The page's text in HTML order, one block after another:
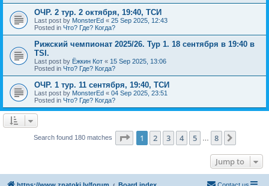
ОЧР. 2 тур. 2 октября, 19:40, ТСИ
Last post by MonsterEd « 25 Sep 2025, 12:43
Posted in Что? Где? Когда?
Рижский чемпионат 2025/26. Тур 1. 18 сентября в 19:40 в
TSI.
Last post by Ёжкин Кот « 15 Sep 2025, 13:06
Posted in Что? Где? Когда?
ОЧР. 1 тур. 11 сентября, 19:40, ТСИ
Last post by MonsterEd « 04 Sep 2025, 23:51
Posted in Что? Где? Когда?
Search found 180 matches Page 1of 8
1 2 3 4 5 8
Jump to
https://www.znatoki.lv/forum Board index Contact us